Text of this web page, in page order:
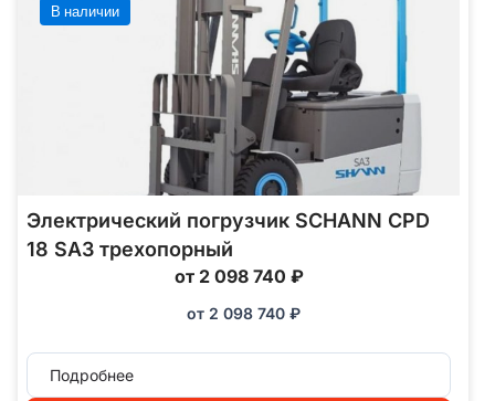
В наличии
Электрический погрузчик SCHANN CPD
18 SA3 трехопорный
от 2 098 740 ₽
от 2 098 740 ₽
Подробнее